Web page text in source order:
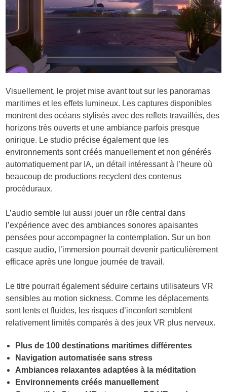
Visuellement, le projet mise avant tout sur les panoramas
maritimes et les effets lumineux. Les captures disponibles
montrent des océans stylisés avec des reflets travaillés, des
horizons très ouverts et une ambiance parfois presque
onirique. Le studio précise également que les
environnements sont créés manuellement et non générés
automatiquement par IA, un détail intéressant à l’heure où
beaucoup de productions recyclent des contenus
procéduraux.
L’audio semble lui aussi jouer un rôle central dans
l’expérience avec des ambiances sonores apaisantes
pensées pour accompagner la contemplation. Sur un bon
casque audio, l’immersion pourrait devenir particulièrement
efficace après une longue journée de travail.
Le titre pourrait également séduire certains utilisateurs VR
sensibles au motion sickness. Comme les déplacements
sont lents et fluides, les risques d’inconfort semblent
relativement limités comparés à des jeux VR plus nerveux.
Plus de 100 destinations maritimes différentes
Navigation automatisée sans stress
Ambiances relaxantes adaptées à la méditation
Environnements créés manuellement